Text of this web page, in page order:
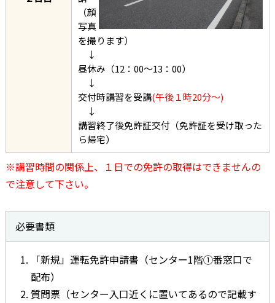
（顔
写真
を撮ります）
↓
昼休み（12：00～13：00）
↓
交付時講習を受講(午後１時20分～)
↓
講習終了後免許証交付（免許証を受け取った
ら帰宅）
※講習時間の関係上、１日での免許の取得はできませんの
で注意して下さい。
必要書類
「新規」運転免許申請書（センター1階①番窓口で
配布）
質問票（センター入口近くに置いてあるので記載す